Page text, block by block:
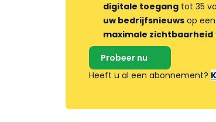
digitale toegang tot 35
uw bedrijfsnieuws op
maximale zichtbaarheid
Probeer nu
Heeft u al een abonnement?